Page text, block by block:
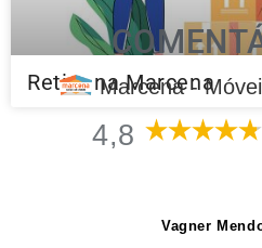
Retire na Marcena
Marcena -
4,8
Vagner